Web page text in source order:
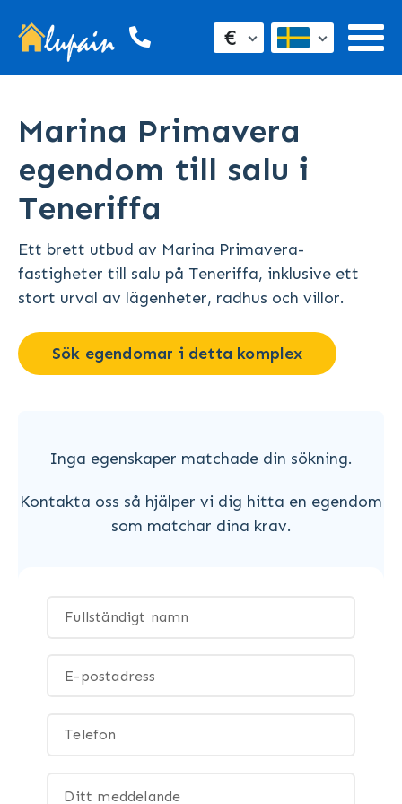
€
Marina Primavera
egendom till salu i
Teneriffa
Ett brett utbud av Marina Primavera-
fastigheter till salu på Teneriffa, inklusive ett
stort urval av lägenheter, radhus och villor.
Sök egendomar i detta komplex
Inga egenskaper matchade din sökning.
Kontakta oss så hjälper vi dig hitta en egendom
som matchar dina krav.